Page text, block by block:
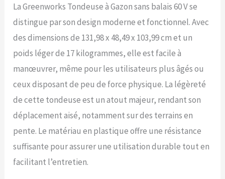
efficace et ininterrompu.
Moteur sans balais avancé :
haute efficacité offre une
puissance supérieure et
tondeuse. Il garantit une
performance constante,
attaquer aux tâches de
tonte les plus difficiles
Options de coupe
polyvalentes : obtenez la
La Greenworks Tondeuse à Gazon sans balais 60 V se
distingue par son design moderne et fonctionnel. Avec
des dimensions de 131,98 x 48,49 x 103,99 cm et un
poids léger de 17 kilogrammes, elle est facile à
manœuvrer, même pour les utilisateurs plus âgés ou
ceux disposant de peu de force physique. La légèreté
de cette tondeuse est un atout majeur, rendant son
déplacement aisé, notamment sur des terrains en
pente. Le matériau en plastique offre une résistance
suffisante pour assurer une utilisation durable tout en
facilitant l’entretien.